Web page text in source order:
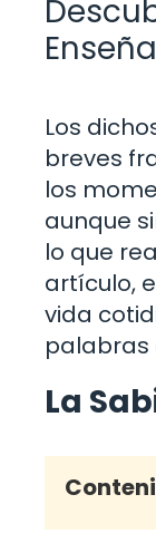
Los
breves
los
aunque
lo que
artículo,
vida
palabras
La